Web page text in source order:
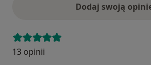
Dodaj swoją
13 opinii